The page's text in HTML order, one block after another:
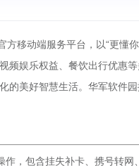
方移动端服务平台，以“更懂
频娱乐权益、餐饮出行优惠
的美好智慧生活。华军软件
，包含挂失补卡、携号转